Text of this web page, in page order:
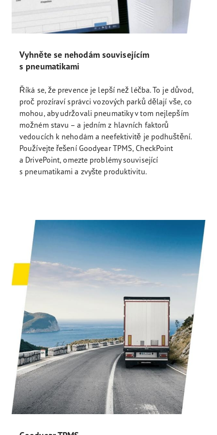
Vyhněte se nehodám souvisejícím
s pneumatikami
Říká se, že prevence je lepší než léčba. To je důvod,
proč prozíraví správci vozových parků dělají vše, co
mohou, aby udržovali pneumatiky v tom nejlepším
možném stavu – a jedním z hlavních faktorů
vedoucích k nehodám a neefektivitě je podhuštění.
Používejte řešení Goodyear TPMS, CheckPoint
a DrivePoint, omezte problémy související
s pneumatikami a zvyšte produktivitu.